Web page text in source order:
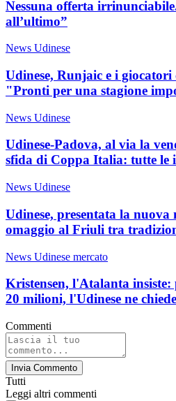
Nessuna offerta
all’ultimo”
News Udinese
Udinese, Runjaic e i
"Pronti per una stagione
News Udinese
Udinese-Padova, al via la
sfida di Coppa Italia: tutte le
News Udinese
Udinese, presentata la
omaggio al Friuli tra
News Udinese mercato
Kristensen, l'Atalanta
20 milioni, l'Udinese ne
Commenti
Invia Commento
Tutti
Leggi altri commenti